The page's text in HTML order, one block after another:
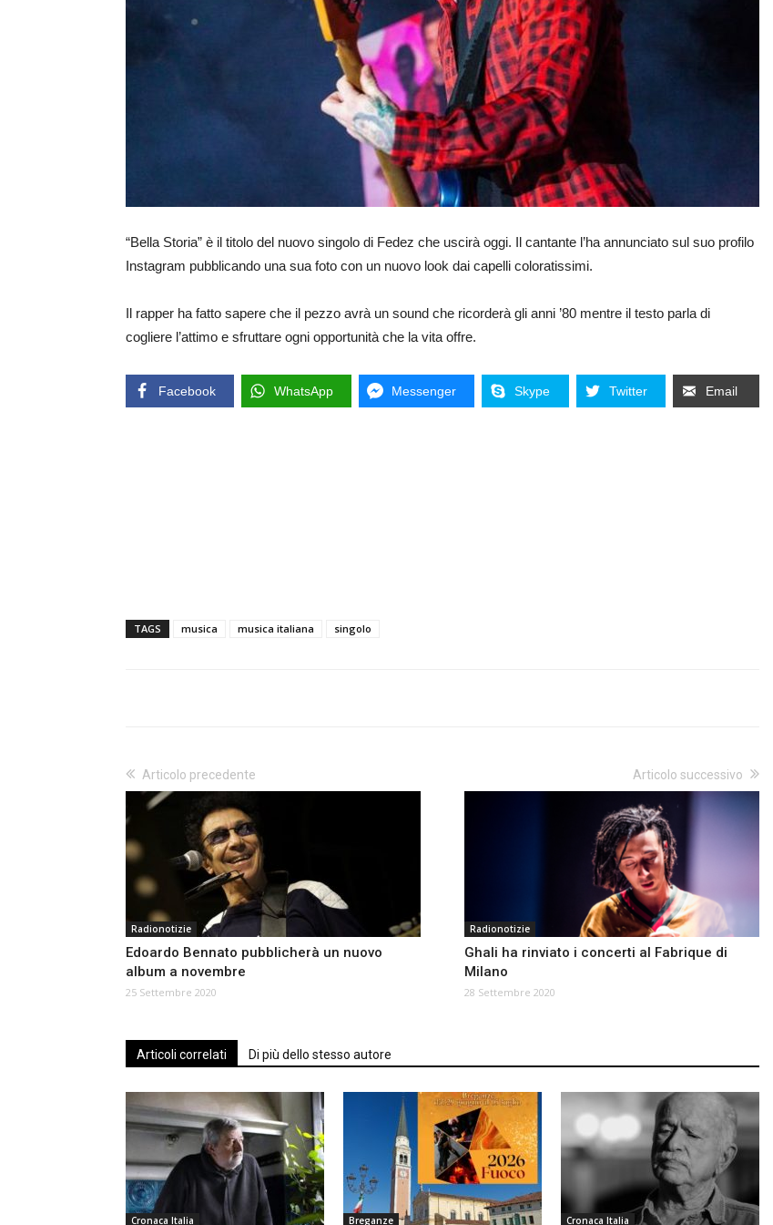
“Bella Storia” è il titolo del nuovo singolo di Fedez che uscirà oggi. Il cantante l’ha annunciato sul suo profilo
Instagram pubblicando una sua foto con un nuovo look dai capelli coloratissimi.
Il rapper ha fatto sapere che il pezzo avrà un sound che ricorderà gli anni ’80 mentre il testo parla di
cogliere l’attimo e sfruttare ogni opportunità che la vita offre.
Facebook WhatsApp Messenger Skype Twitter Email
TAGS musica musica italiana singolo
Articolo precedente
Radionotizie
Edoardo Bennato pubblicherà un nuovo
album a novembre
25 Settembre 2020
Articolo successivo
Radionotizie
Ghali ha rinviato i concerti al Fabrique di
Milano
28 Settembre 2020
Articoli correlati Di più dello stesso autore
Cronaca Italia Breganze Cronaca Italia